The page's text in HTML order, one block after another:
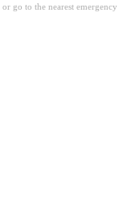
go to the nearest emergency